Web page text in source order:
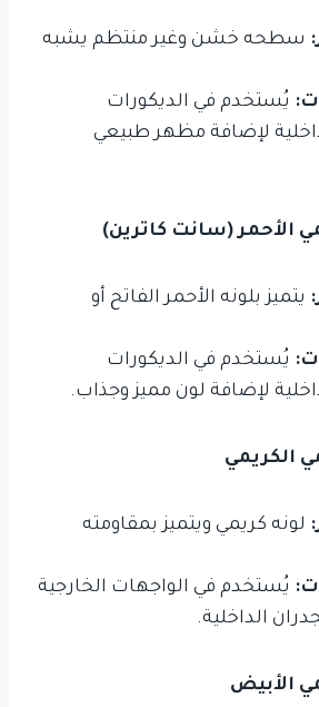
سطحه خشن وغير منتظم يشبه
يُستخدم في الديكورات
لإضافة مظهر طبيعي
يتميز بلونه الأحمر الفاتح أو
يُستخدم في الديكورات
لإضافة لون مميز وجذاب.
لونه كريمي ويتميز بمقاومته
يُستخدم في الواجهات الخارجية
الداخلية.